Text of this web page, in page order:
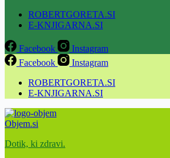
ROBERTGORETA.SI
E-KNJIGARNA.SI
Facebook
Instagram
Facebook
Instagram
ROBERTGORETA.SI
E-KNJIGARNA.SI
Objem.si
Dotik, ki zdravi.